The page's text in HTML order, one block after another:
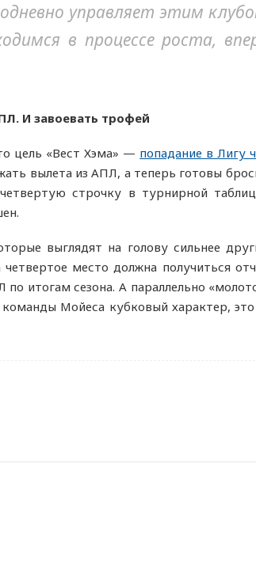
управляет этим
в процессе роста,
И завоевать трофей
цель «Вест Хэма» — попадание в Лигу
вылета из АПЛ, а теперь готовы
строчку в турнирной
выглядят на голову сильнее
место должна получиться
итогам сезона. А параллельно
команды Мойеса кубковый характер,